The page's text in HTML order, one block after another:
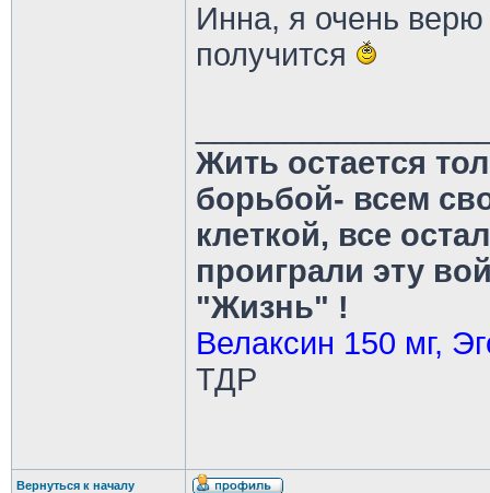
Инна, я очень
получится
Жить остается
борьбой- всем
клеткой, все
проиграли эту
"Жизнь" !
Велаксин 150 мг,
ТДР
Вернуться к началу